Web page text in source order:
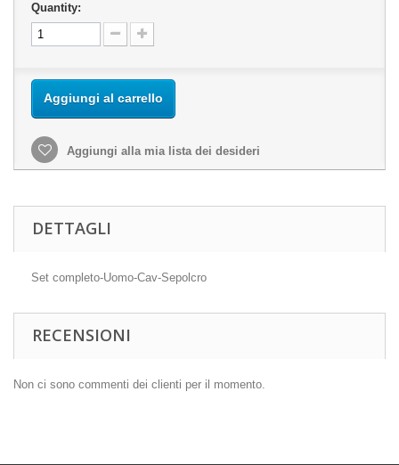
Quantity:
Aggiungi al carrello
Aggiungi alla mia lista dei desideri
DETTAGLI
Set completo-Uomo-Cav-Sepolcro
RECENSIONI
Non ci sono commenti dei clienti per il momento.